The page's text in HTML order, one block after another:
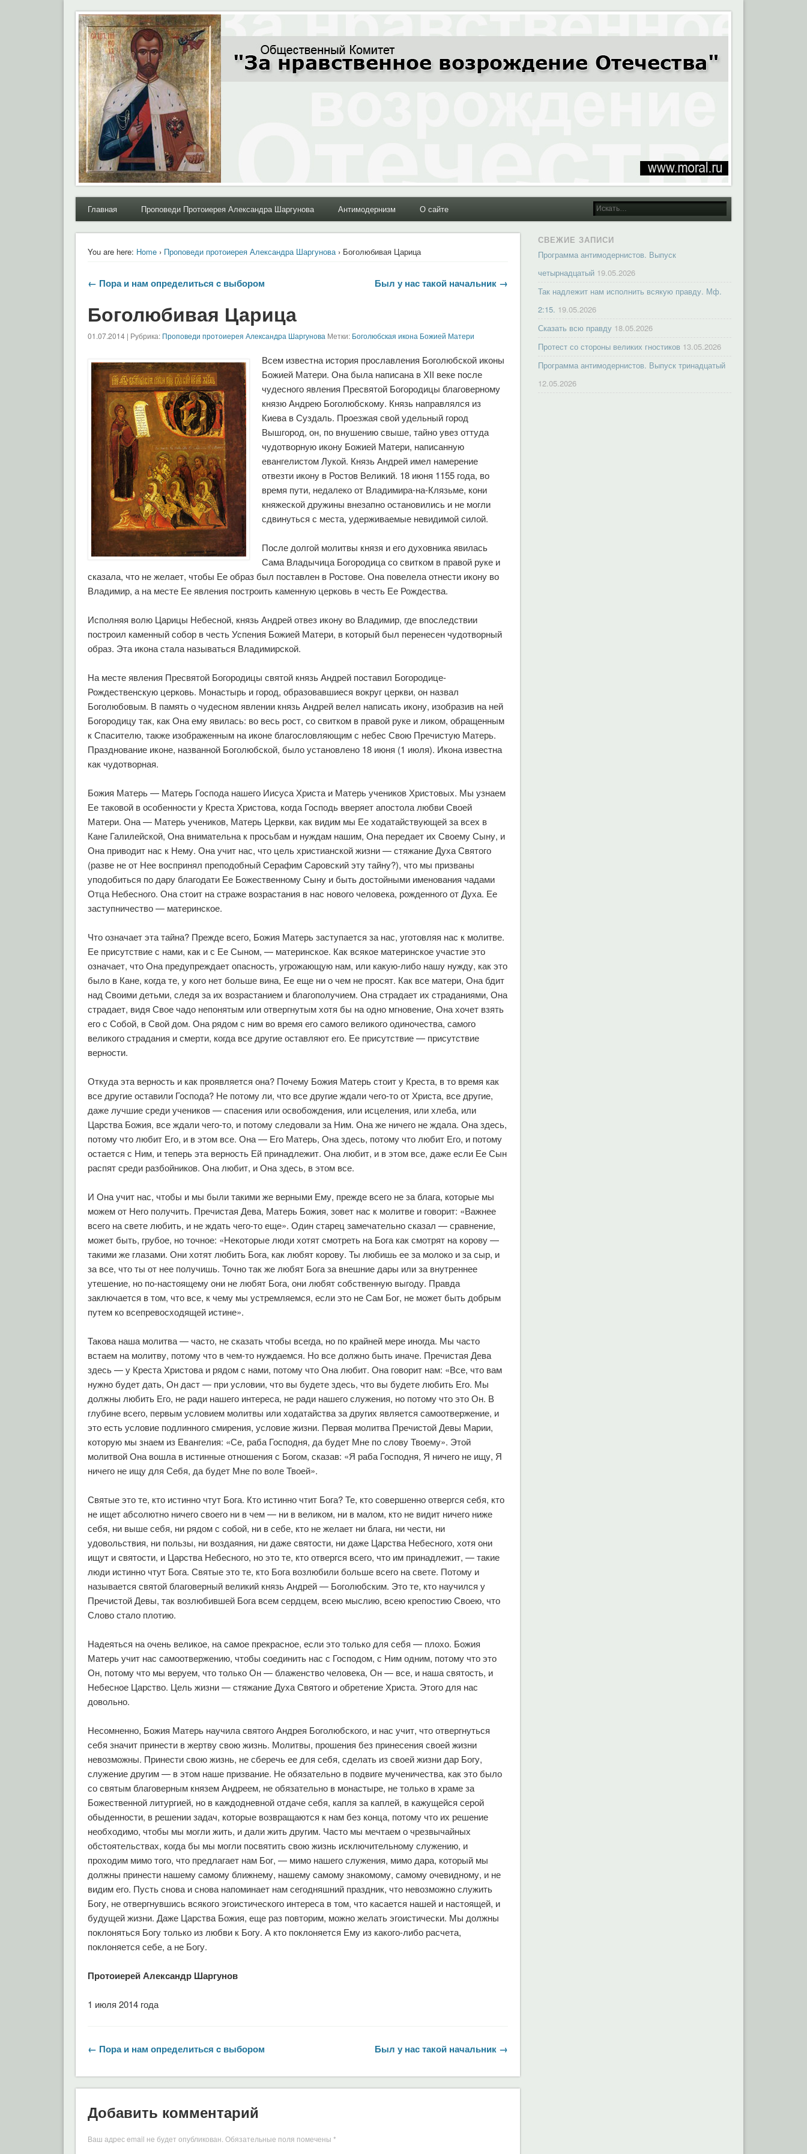
Moral.Ru
Общественный Комитет "За нравственное возрождение Отечества"
Главная Проповеди Протоиерея Александра Шаргунова Антимодернизм О сайте
You are here: Home› Проповеди протоиерея Александра Шаргунова› Боголюбивая Царица
← Пора и нам определиться c выбором Был у нас такой начальник →
Боголюбивая Царица
01.07.2014 | Рубрика: Проповеди протоиерея Александра Шаргунова Метки: Боголюбская икона Божией Матери
Всем известна история прославления Боголюбской иконы
Божией Матери. Она была написана в ХII веке после
чудесного явления Пресвятой Богородицы благоверному
князю Андрею Боголюбскому. Князь направлялся из
Киева в Суздаль. Проезжая свой удельный город
Вышгород, он, по внушению свыше, тайно увез оттуда
чудотворную икону Божией Матери, написанную
евангелистом Лукой. Князь Андрей имел намерение
отвезти икону в Ростов Великий. 18 июня 1155 года, во
время пути, недалеко от Владимира-на-Клязьме, кони
княжеской дружины внезапно остановились и не могли
сдвинуться с места, удерживаемые невидимой силой.
После долгой молитвы князя и его духовника явилась
Сама Владычица Богородица со свитком в правой руке и
сказала, что не желает, чтобы Ее образ был поставлен в Ростове. Она повелела отнести икону во
Владимир, а на месте Ее явления построить каменную церковь в честь Ее Рождества.
Исполняя волю Царицы Небесной, князь Андрей отвез икону во Владимир, где впоследствии
построил каменный собор в честь Успения Божией Матери, в который был перенесен чудотворный
образ. Эта икона стала называться Владимирской.
На месте явления Пресвятой Богородицы святой князь Андрей поставил Богородице-
Рождественскую церковь. Монастырь и город, образовавшиеся вокруг церкви, он назвал
Боголюбовым. В память о чудесном явлении князь Андрей велел написать икону, изобразив на ней
Богородицу так, как Она ему явилась: во весь рост, со свитком в правой руке и ликом, обращенным
к Спасителю, также изображенным на иконе благословляющим с небес Свою Пречистую Матерь.
Празднование иконе, названной Боголюбской, было установлено 18 июня (1 июля). Икона известна
как чудотворная.
Божия Матерь — Матерь Господа нашего Иисуса Христа и Матерь учеников Христовых. Мы узнаем
Ее таковой в особенности у Креста Христова, когда Господь вверяет апостола любви Своей
Матери. Она — Матерь учеников, Матерь Церкви, как видим мы Ее ходатайствующей за всех в
Кане Галилейской, Она внимательна к просьбам и нуждам нашим, Она передает их Своему Сыну, и
Она приводит нас к Нему. Она учит нас, что цель христианской жизни — стяжание Духа Святого
(разве не от Нее воспринял преподобный Серафим Саровский эту тайну?), что мы призваны
уподобиться по дару благодати Ее Божественному Сыну и быть достойными именования чадами
Отца Небесного. Она стоит на страже возрастания в нас нового человека, рожденного от Духа. Ее
заступничество — материнское.
Что означает эта тайна? Прежде всего, Божия Матерь заступается за нас, уготовляя нас к молитве.
Ее присутствие с нами, как и с Ее Сыном, — материнское. Как всякое материнское участие это
означает, что Она предупреждает опасность, угрожающую нам, или какую-либо нашу нужду, как это
было в Кане, когда те, у кого нет больше вина, Ее еще ни о чем не просят. Как все матери, Она бдит
над Своими детьми, следя за их возрастанием и благополучием. Она страдает их страданиями, Она
страдает, видя Свое чадо непонятым или отвергнутым хотя бы на одно мгновение, Она хочет взять
его с Собой, в Свой дом. Она рядом с ним во время его самого великого одиночества, самого
великого страдания и смерти, когда все другие оставляют его. Ее присутствие — присутствие
верности.
Откуда эта верность и как проявляется она? Почему Божия Матерь стоит у Креста, в то время как
все другие оставили Господа? Не потому ли, что все другие ждали чего-то от Христа, все другие,
даже лучшие среди учеников — спасения или освобождения, или исцеления, или хлеба, или
Царства Божия, все ждали чего-то, и потому следовали за Ним. Она же ничего не ждала. Она здесь,
потому что любит Его, и в этом все. Она — Его Матерь, Она здесь, потому что любит Его, и потому
остается с Ним, и теперь эта верность Ей принадлежит. Она любит, и в этом все, даже если Ее Сын
распят среди разбойников. Она любит, и Она здесь, в этом все.
И Она учит нас, чтобы и мы были такими же верными Ему, прежде всего не за блага, которые мы
можем от Него получить. Пречистая Дева, Матерь Божия, зовет нас к молитве и говорит: «Важнее
всего на свете любить, и не ждать чего-то еще». Один старец замечательно сказал — сравнение,
может быть, грубое, но точное: «Некоторые люди хотят смотреть на Бога как смотрят на корову —
такими же глазами. Они хотят любить Бога, как любят корову. Ты любишь ее за молоко и за сыр, и
за все, что ты от нее получишь. Точно так же любят Бога за внешние дары или за внутреннее
утешение, но по-настоящему они не любят Бога, они любят собственную выгоду. Правда
заключается в том, что все, к чему мы устремляемся, если это не Сам Бог, не может быть добрым
путем ко всепревосходящей истине».
Такова наша молитва — часто, не сказать чтобы всегда, но по крайней мере иногда. Мы часто
встаем на молитву, потому что в чем-то нуждаемся. Но все должно быть иначе. Пречистая Дева
здесь — у Креста Христова и рядом с нами, потому что Она любит. Она говорит нам: «Все, что вам
нужно будет дать, Он даст — при условии, что вы будете здесь, что вы будете любить Его. Мы
должны любить Его, не ради нашего интереса, не ради нашего служения, но потому что это Он. В
глубине всего, первым условием молитвы или ходатайства за других является самоотвержение, и
это есть условие подлинного смирения, условие жизни. Первая молитва Пречистой Девы Марии,
которую мы знаем из Евангелия: «Се, раба Господня, да будет Мне по слову Твоему». Этой
молитвой Она вошла в истинные отношения с Богом, сказав: «Я раба Господня, Я ничего не ищу, Я
ничего не ищу для Себя, да будет Мне по воле Твоей».
Святые это те, кто истинно чтут Бога. Кто истинно чтит Бога? Те, кто совершенно отвергся себя, кто
не ищет абсолютно ничего своего ни в чем — ни в великом, ни в малом, кто не видит ничего ниже
себя, ни выше себя, ни рядом с собой, ни в себе, кто не желает ни блага, ни чести, ни
удовольствия, ни пользы, ни воздаяния, ни даже святости, ни даже Царства Небесного, хотя они
ищут и святости, и Царства Небесного, но это те, кто отвергся всего, что им принадлежит, — такие
люди истинно чтут Бога. Святые это те, кто Бога возлюбили больше всего на свете. Потому и
называется святой благоверный великий князь Андрей — Боголюбским. Это те, кто научился у
Пречистой Девы, так возлюбившей Бога всем сердцем, всею мыслию, всею крепостию Своею, что
Слово стало плотию.
Надеяться на очень великое, на самое прекрасное, если это только для себя — плохо. Божия
Матерь учит нас самоотвержению, чтобы соединить нас с Господом, с Ним одним, потому что это
Он, потому что мы веруем, что только Он — блаженство человека, Он — все, и наша святость, и
Небесное Царство. Цель жизни — стяжание Духа Святого и обретение Христа. Этого для нас
довольно.
Несомненно, Божия Матерь научила святого Андрея Боголюбского, и нас учит, что отвергнуться
себя значит принести в жертву свою жизнь. Молитвы, прошения без принесения своей жизни
невозможны. Принести свою жизнь, не сберечь ее для себя, сделать из своей жизни дар Богу,
служение другим — в этом наше призвание. Не обязательно в подвиге мученичества, как это было
со святым благоверным князем Андреем, не обязательно в монастыре, не только в храме за
Божественной литургией, но в каждодневной отдаче себя, капля за каплей, в кажущейся серой
обыденности, в решении задач, которые возвращаются к нам без конца, потому что их решение
необходимо, чтобы мы могли жить, и дали жить другим. Часто мы мечтаем о чрезвычайных
обстоятельствах, когда бы мы могли посвятить свою жизнь исключительному служению, и
проходим мимо того, что предлагает нам Бог, — мимо нашего служения, мимо дара, который мы
должны принести нашему самому ближнему, нашему самому знакомому, самому очевидному, и не
видим его. Пусть снова и снова напоминает нам сегодняшний праздник, что невозможно служить
Богу, не отвергнувшись всякого эгоистического интереса в том, что касается нашей и настоящей, и
будущей жизни. Даже Царства Божия, еще раз повторим, можно желать эгоистически. Мы должны
поклоняться Богу только из любви к Богу. А кто поклоняется Ему из какого-либо расчета,
поклоняется себе, а не Богу.
Протоиерей Александр Шаргунов
1 июля 2014 года
← Пора и нам определиться c выбором Был у нас такой начальник →
Добавить комментарий
Ваш адрес email не будет опубликован. Обязательные поля помечены *
СВЕЖИЕ ЗАПИСИ
Программа антимодернистов. Выпуск
четырнадцатый 19.05.2026
Так надлежит нам исполнить всякую правду. Мф.
2:15. 19.05.2026
Сказать всю правду 18.05.2026
Протест со стороны великих гностиков 13.05.2026
Программа антимодернистов. Выпуск тринадцатый
12.05.2026